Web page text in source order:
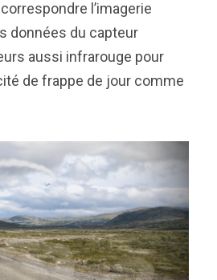
l’imagerie
données du capteur
aussi infrarouge pour
de frappe de jour comme